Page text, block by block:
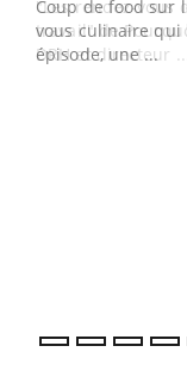
Coup de food sur
vous culinaire qui
épisode, une ...
"Les rendez-vous
travail" de
DRH et directeur ...